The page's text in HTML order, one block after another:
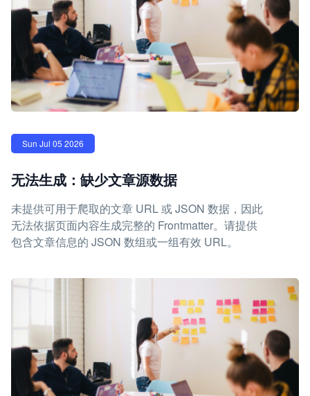
Sun Jul 05 2026
无法生成：缺少文章源数据
未提供可用于爬取的文章 URL 或 JSON 数据，因此
无法依据页面内容生成完整的 Frontmatter。请提供
包含文章信息的 JSON 数组或一组有效 URL。